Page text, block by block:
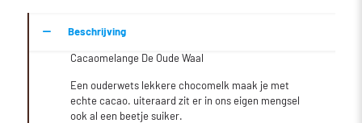
Beschrijving
Cacaomelange De Oude Waal
Een ouderwets lekkere chocomelk maak je met
echte cacao. uiteraard zit er in ons eigen mengsel
ook al een beetje suiker.